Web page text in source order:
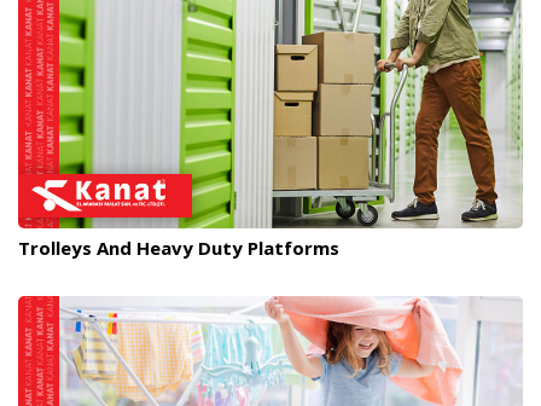
Trolleys And Heavy Duty Platforms